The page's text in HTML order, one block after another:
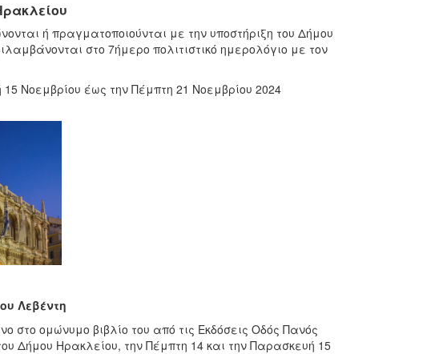
ή πραγματοποιούνται με την υποστήριξη του Δήμου
στο 7ήμερο πολιτιστικό ημερολόγιο με τον
Νοεμβρίου έως την Πέμπτη 21 Νοεμβρίου 2024
Λεβέντη
στο ομώνυμο βιβλίο του από τις Εκδόσεις Οδός Πανός
Δήμου Ηρακλείου, την Πέμπτη 14 και την Παρασκευή 15